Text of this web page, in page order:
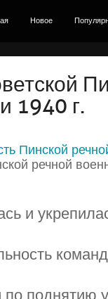
Новое
1940 г.
Пинской
речной
и
поднятию